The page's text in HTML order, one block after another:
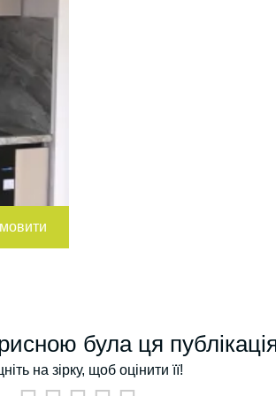
була ця
на зірку, щоб оцінити її!